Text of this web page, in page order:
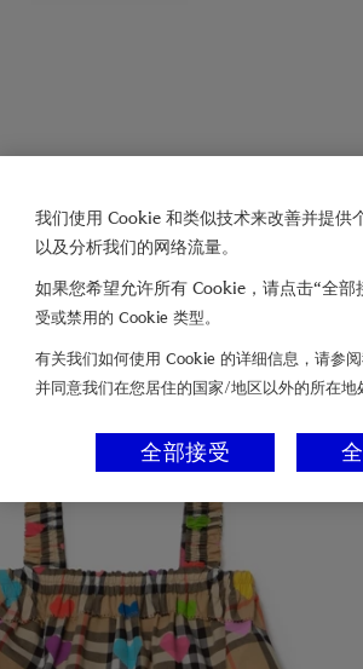
我们使用 Cookie 和类似技术来改善并提供
以及分析我们的网络流量。
如果您希望允许所有 Cookie，请点击“全部
受或禁用的 Cookie 类型。
有关我们如何使用 Cookie 的详细信息，请参
并同意我们在您居住的国家/地区以外的所在地
全部接受